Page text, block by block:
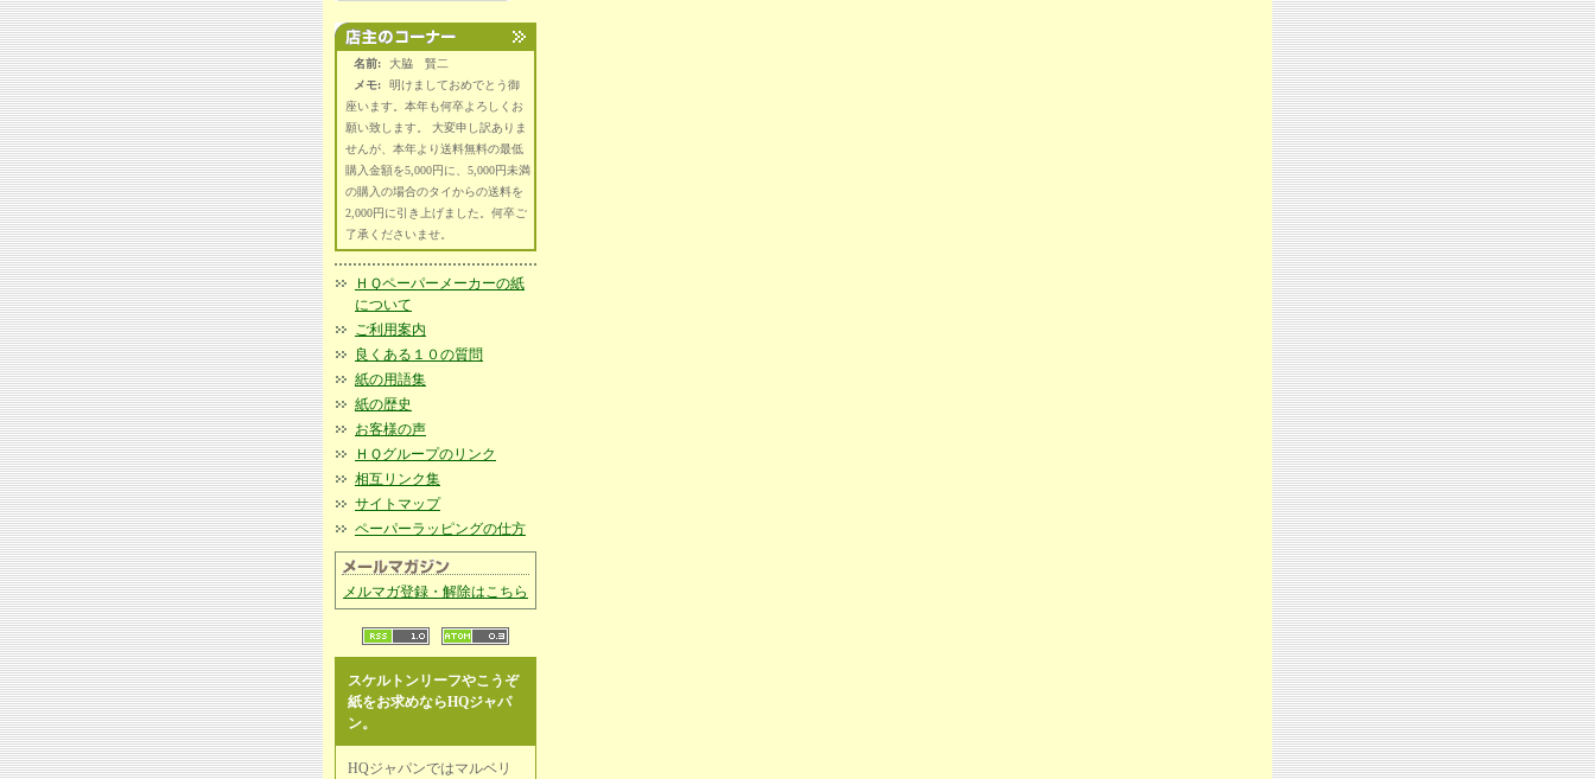
名前:
大脇 賢二
メモ:
明けましておめでとう御
座います。本年も何卒よろしくお
願い致します。 大変申し訳ありま
せんが、本年より送料無料の最低
購入金額を5,000円に、5,000円未満
の購入の場合のタイからの送料を
2,000円に引き上げました。何卒ご
了承くださいませ。
ＨＱペーパーメーカーの紙
について
ご利用案内
良くある１０の質問
紙の用語集
紙の歴史
お客様の声
ＨＱグループのリンク
相互リンク集
サイトマップ
ペーパーラッピングの仕方
メルマガ登録・解除はこちら
スケルトンリーフやこうぞ
紙をお求めならHQジャパ
ン。
HQジャパンではマルベリ